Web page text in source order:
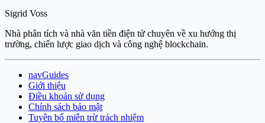
Sigrid Voss
Nhà phân tích và nhà văn tiền điện tử chuyên về xu hướng thị
trường, chiến lược giao dịch và công nghệ blockchain.
navGuides
Giới thiệu
Điều khoản sử dụng
Chính sách bảo mật
Tuyên bố miễn trừ trách nhiệm